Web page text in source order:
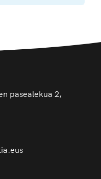
pasealekua 2,